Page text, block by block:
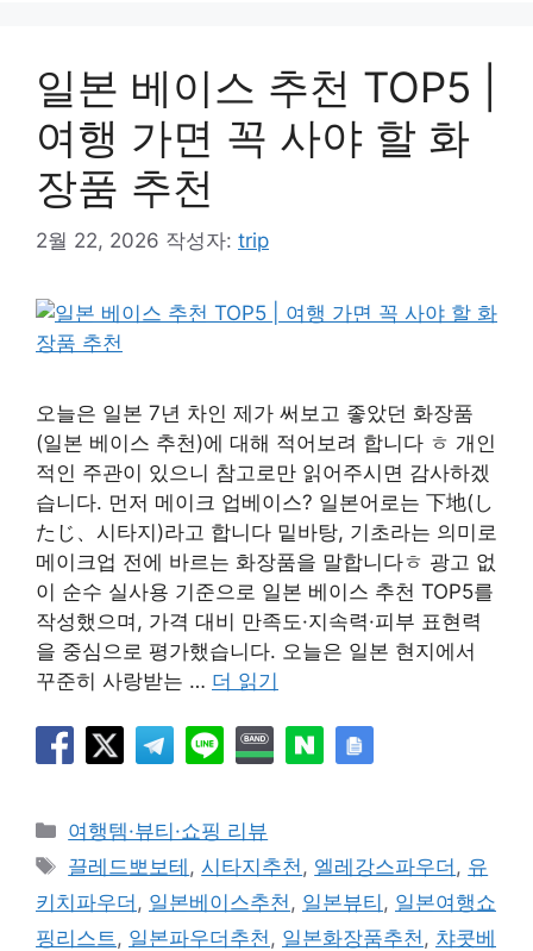
일본 베이스 추천 TOP5 |
여행 가면 꼭 사야 할 화
장품 추천
2월 22, 2026 작성자: trip
오늘은 일본 7년 차인 제가 써보고 좋았던 화장품
(일본 베이스 추천)에 대해 적어보려 합니다 ㅎ 개인
적인 주관이 있으니 참고로만 읽어주시면 감사하겠
습니다. 먼저 메이크 업베이스? 일본어로는 下地(し
たじ、시타지)라고 합니다 밑바탕, 기초라는 의미로
메이크업 전에 바르는 화장품을 말합니다ㅎ 광고 없
이 순수 실사용 기준으로 일본 베이스 추천 TOP5를
작성했으며, 가격 대비 만족도·지속력·피부 표현력
을 중심으로 평가했습니다. 오늘은 일본 현지에서
꾸준히 사랑받는 … 더 읽기
카
테
리
여행템·뷰티·쇼핑 리뷰
태
그
끌레드뽀보테 ,시타지추천, 엘레강스파우더 , 유
키치파우더 , 일본베이스추천, 일본뷰티 , 일본여행쇼
핑리스트, 일본파우더추천, 일본화장품추천, 챠콧베